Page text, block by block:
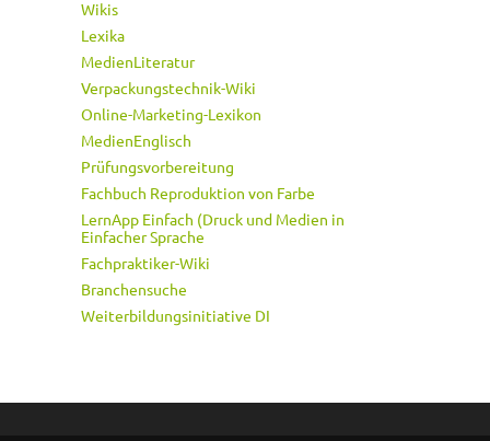
Wikis
Lexika
MedienLiteratur
Verpackungstechnik-Wiki
Online-Marketing-Lexikon
MedienEnglisch
Prüfungsvorbereitung
Fachbuch Reproduktion von Farbe
LernApp Einfach (Druck und Medien in
Einfacher Sprache
Fachpraktiker-Wiki
Branchensuche
Weiterbildungsinitiative DI